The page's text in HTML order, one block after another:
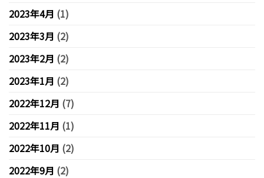
2023年4月 (1)
2023年3月 (2)
2023年2月 (2)
2023年1月 (2)
2022年12月 (7)
2022年11月 (1)
2022年10月 (2)
2022年9月 (2)